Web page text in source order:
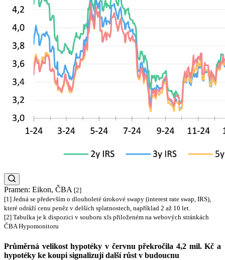
Pramen: Eikon, ČBA [2]
[1] Jedná se především o dlouholeté úrokové swapy (interest rate swap, IRS),
které odráží cenu peněz v delších splatnostech, například 2 až 10 let.
[2] Tabulka je k dispozici v souboru xls přiloženém na webových stránkách
ČBA Hypomonitoru
Průměrná velikost hypotéky v červnu překročila 4,2 mil. Kč a
hypotéky ke koupi signalizují další růst v budoucnu